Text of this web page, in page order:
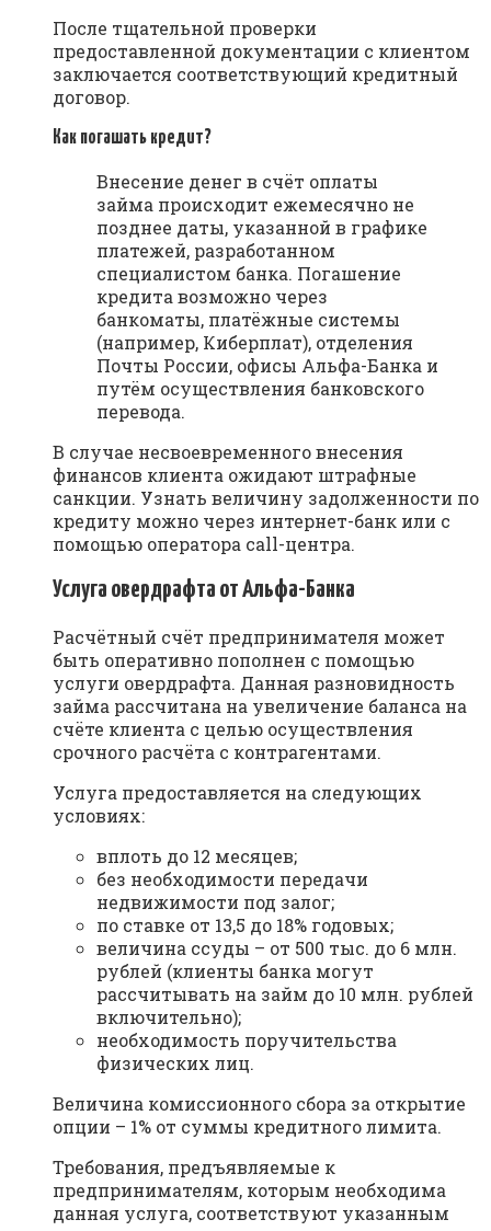
После тщательной проверки
предоставленной документации с клиентом
заключается соответствующий кредитный
договор.
Как погашать кредит?
Внесение денег в счёт оплаты
займа происходит ежемесячно не
позднее даты, указанной в графике
платежей, разработанном
специалистом банка. Погашение
кредита возможно через
банкоматы, платёжные системы
(например, Киберплат), отделения
Почты России, офисы Альфа-Банка и
путём осуществления банковского
перевода.
В случае несвоевременного внесения
финансов клиента ожидают штрафные
санкции. Узнать величину задолженности по
кредиту можно через интернет-банк или с
помощью оператора call-центра.
Услуга овердрафта от Альфа-Банка
Расчётный счёт предпринимателя может
быть оперативно пополнен с помощью
услуги овердрафта. Данная разновидность
займа рассчитана на увеличение баланса на
счёте клиента с целью осуществления
срочного расчёта с контрагентами.
Услуга предоставляется на следующих
условиях:
вплоть до 12 месяцев;
без необходимости передачи
недвижимости под залог;
по ставке от 13,5 до 18% годовых;
величина ссуды – от 500 тыс. до 6 млн.
рублей (клиенты банка могут
рассчитывать на займ до 10 млн. рублей
включительно);
необходимость поручительства
физических лиц.
Величина комиссионного сбора за открытие
опции – 1% от суммы кредитного лимита.
Требования, предъявляемые к
предпринимателям, которым необходима
данная услуга, соответствуют указанным